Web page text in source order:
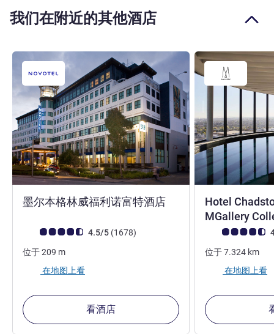
我们在附近的其他酒店
墨尔本格林威福利诺富特酒店4 星
客户意见评级 (ALL 评级)
4.5/5 (1678评论
)
位于209 m
在地图上看
看酒店
Hotel
MGallery
客户意见评级
位于7.324 km
在地图上看